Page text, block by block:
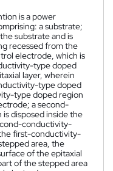
is a power
a substrate;
substrate and is
recessed from the
electrode, which is
type doped
layer, wherein
type doped
type doped region
a second-
disposed inside the
conductivity-
first-conductivity-
area, the
of the epitaxial
of the stepped area